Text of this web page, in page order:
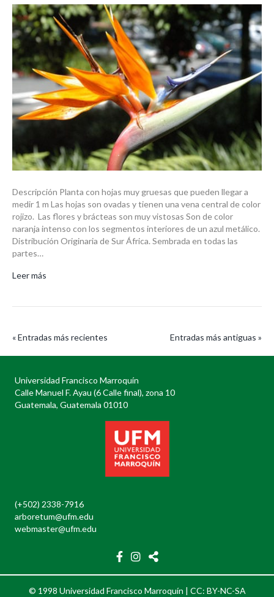
reginae
Descripción Planta con hojas muy gruesas que pueden llegar a
medir 1 m Las hojas son ovadas y tienen una vena central de color
rojizo. Las flores y brácteas son muy vistosas Son de color
naranja intenso con los segmentos interiores de un azul metálico.
Distribución Originaria de Sur África. Sembrada en todas las
partes…
Leer más
« Entradas más recientes Entradas más antiguas »
Universidad Francisco Marroquín
Calle Manuel F. Ayau (6 Calle final), zona 10
Guatemala, Guatemala 01010
(+502) 2338-7916
arboretum@ufm.edu
webmaster@ufm.edu
© 1998 Universidad Francisco Marroquín | CC: BY-NC-SA